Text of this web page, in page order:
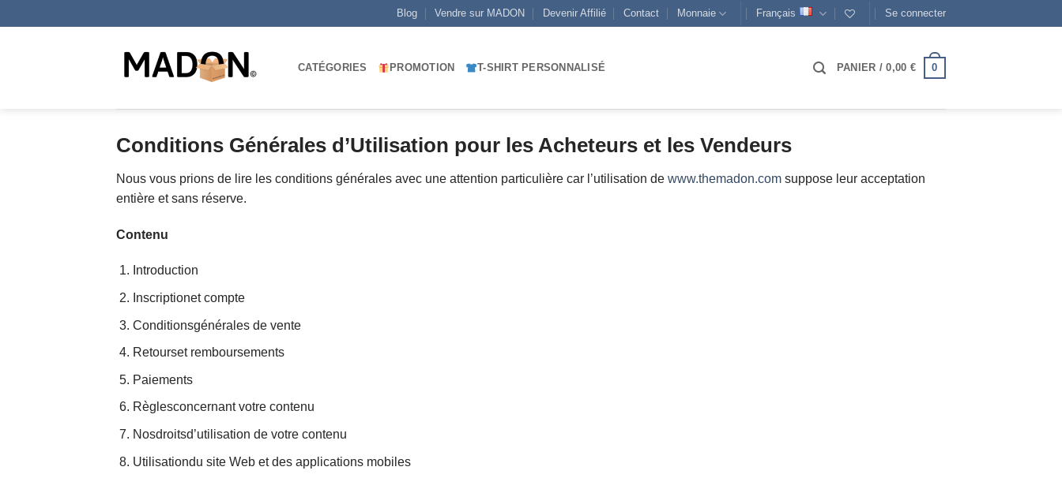
au
Blog Vendre sur MADON Devenir Affilié Contact Monnaie Français Se connecter
CATÉGORIES PROMOTION T-SHIRT PERSONNALISÉ PANIER /0,00 € 0
Conditions Générales d’Utilisation pour les Acheteurs et les Vendeurs
Nous vous prions de lire les conditions générales avec une attention particulière car l’utilisation de www.themadon.com suppose leur acceptation
entière et sans réserve.
Contenu
Introduction
Inscriptionet compte
Conditionsgénérales de vente
Retourset remboursements
Paiements
Règlesconcernant votre contenu
Nosdroitsd’utilisation de votre contenu
Utilisationdu site Web et des applications mobiles